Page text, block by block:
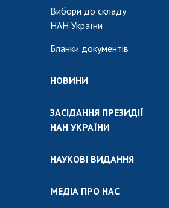
Вибори до складу
НАН України
Бланки документів
НОВИНИ
ЗАСІДАННЯ ПРЕЗИДІЇ
НАН УКРАЇНИ
НАУКОВІ ВИДАННЯ
МЕДІА ПРО НАС